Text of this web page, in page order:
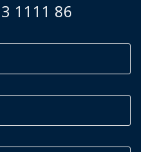
1111 86